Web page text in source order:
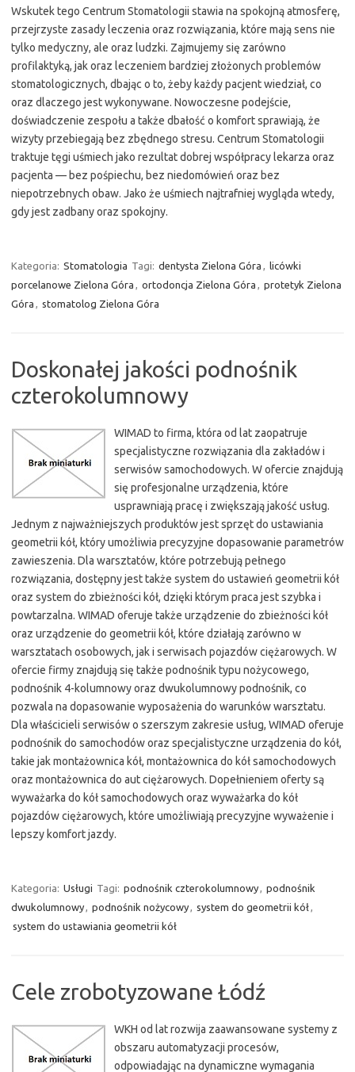
Wskutek tego Centrum Stomatologii stawia na spokojną atmosferę,
przejrzyste zasady leczenia oraz rozwiązania, które mają sens nie
tylko medyczny, ale oraz ludzki. Zajmujemy się zarówno
profilaktyką, jak oraz leczeniem bardziej złożonych problemów
stomatologicznych, dbając o to, żeby każdy pacjent wiedział, co
oraz dlaczego jest wykonywane. Nowoczesne podejście,
doświadczenie zespołu a także dbałość o komfort sprawiają, że
wizyty przebiegają bez zbędnego stresu. Centrum Stomatologii
traktuje tęgi uśmiech jako rezultat dobrej współpracy lekarza oraz
pacjenta — bez pośpiechu, bez niedomówień oraz bez
niepotrzebnych obaw. Jako że uśmiech najtrafniej wygląda wtedy,
gdy jest zadbany oraz spokojny.
Kategoria: Stomatologia Tagi: dentysta Zielona Góra , licówki
porcelanowe Zielona Góra , ortodoncja Zielona Góra , protetyk Zielona
Góra , stomatolog Zielona Góra
Doskonałej jakości podnośnik
czterokolumnowy
WIMAD to firma, która od lat zaopatruje
specjalistyczne rozwiązania dla zakładów i
serwisów samochodowych. W ofercie znajdują
się profesjonalne urządzenia, które
usprawniają pracę i zwiększają jakość usług.
Jednym z najważniejszych produktów jest sprzęt do ustawiania
geometrii kół, który umożliwia precyzyjne dopasowanie parametrów
zawieszenia. Dla warsztatów, które potrzebują pełnego
rozwiązania, dostępny jest także system do ustawień geometrii kół
oraz system do zbieżności kół, dzięki którym praca jest szybka i
powtarzalna. WIMAD oferuje także urządzenie do zbieżności kół
oraz urządzenie do geometrii kół, które działają zarówno w
warsztatach osobowych, jak i serwisach pojazdów ciężarowych. W
ofercie firmy znajdują się także podnośnik typu nożycowego,
podnośnik 4-kolumnowy oraz dwukolumnowy podnośnik, co
pozwala na dopasowanie wyposażenia do warunków warsztatu.
Dla właścicieli serwisów o szerszym zakresie usług, WIMAD oferuje
podnośnik do samochodów oraz specjalistyczne urządzenia do kół,
takie jak montażownica kół, montażownica do kół samochodowych
oraz montażownica do aut ciężarowych. Dopełnieniem oferty są
wyważarka do kół samochodowych oraz wyważarka do kół
pojazdów ciężarowych, które umożliwiają precyzyjne wyważenie i
lepszy komfort jazdy.
Kategoria: Usługi Tagi: podnośnik czterokolumnowy, podnośnik
dwukolumnowy, podnośnik nożycowy, system do geometrii kół,
system do ustawiania geometrii kół
Cele zrobotyzowane Łódź
WKH od lat rozwija zaawansowane systemy z
obszaru automatyzacji procesów,
odpowiadając na dynamiczne wymagania